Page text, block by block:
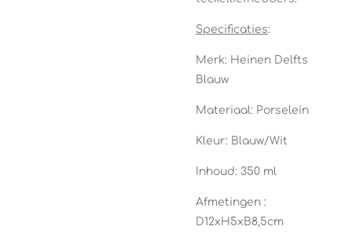
Specificaties:
Merk: Heinen Delfts
Blauw
Materiaal: Porselein
Kleur: Blauw/Wit
Inhoud: 350 ml
Afmetingen :
D12xH5xB8,5cm